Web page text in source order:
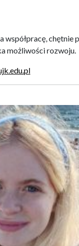
współpracę, chętnie
możliwości rozwoju.